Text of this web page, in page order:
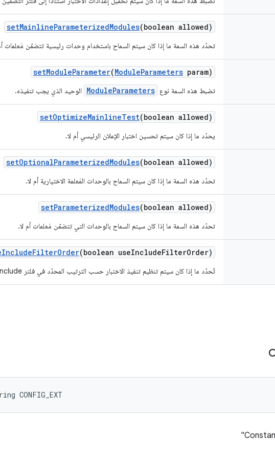
setMainlineParameterizedModules(boolean allowed)
تحدّد هذه السمة ما إذا كان سيتم السماح باستخدام وحدات رئيسية تتضمّن مَعلمات
setModuleParameter(ModuleParameters param)
تضبط هذه السمة نوع ModuleParameters الوحيد الذي يجب تنفيذه.
setOptimizeMainlineTest(boolean allowed)
يحدّد ما إذا كان سيتم تحسين اختبار الإعلان الرئيسي أم لا.
setOptionalParameterizedModules(boolean allowed)
تحدّد هذه السمة ما إذا كان سيتم السماح بالوحدات المَعلمة الاختيارية أم لا.
setParameterizedModules(boolean allowed)
تحدّد هذه السمة ما إذا كان سيتم السماح بالوحدات التي تتضمّن مَعلمات أم لا.
IncludeFilterOrder(boolean useIncludeFilterOrder)
تُحدّد ما إذا كان سيتم تنظيم تنفيذ الاختبار حسب الترتيب المحدّد في فلتر include أم لا.
CONFIG_EXT